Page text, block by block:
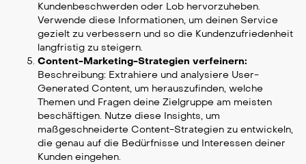
Kundenbeschwerden oder Lob hervorzuheben.
Verwende diese Informationen, um deinen Service
gezielt zu verbessern und so die Kundenzufriedenheit
langfristig zu steigern.
Content-Marketing-Strategien verfeinern:
Beschreibung: Extrahiere und analysiere User-
Generated Content, um herauszufinden, welche
Themen und Fragen deine Zielgruppe am meisten
beschäftigen. Nutze diese Insights, um
maßgeschneiderte Content-Strategien zu entwickeln,
die genau auf die Bedürfnisse und Interessen deiner
Kunden eingehen.